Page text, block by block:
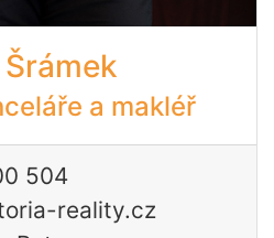
a makléř
504
reality.cz